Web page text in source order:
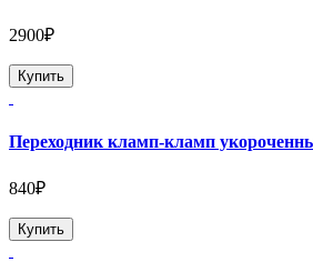
2900₽
Купить
Переходник кламп-кламп
840₽
Купить